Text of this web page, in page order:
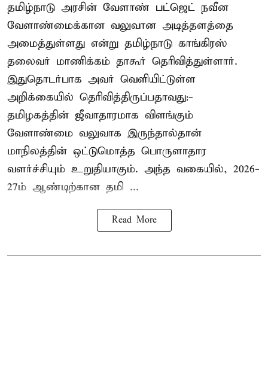
தமிழ்நாடு அரசின் வேளாண் பட்ஜெட் நவீன
வேளாண்மைக்கான வலுவான அடித்தளத்தை
அமைத்துள்ளது என்று தமிழ்நாடு காங்கிரஸ்
தலைவர் மாணிக்கம் தாகூர் தெரிவித்துள்ளார்.
இதுதொடர்பாக அவர் வெளியிட்டுள்ள
அறிக்கையில் தெரிவித்திருப்பதாவது:-
தமிழகத்தின் ஜீவாதாரமாக விளங்கும்
வேளாண்மை வலுவாக இருந்தால்தான்
மாநிலத்தின் ஒட்டுமொத்த பொருளாதார
வளர்ச்சியும் உறுதியாகும். அந்த வகையில், 2026-
27ம் ஆண்டிற்கான தமி ...
Read More